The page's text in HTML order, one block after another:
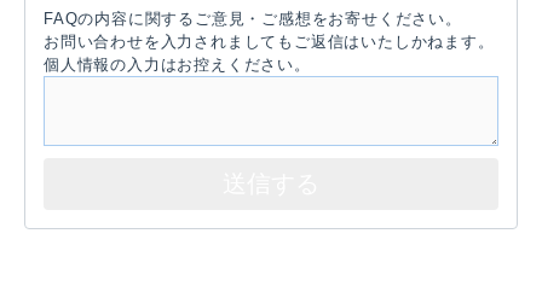
FAQの内容に関するご意見・ご感想をお寄せください。
お問い合わせを入力されましてもご返信はいたしかねます。
個人情報の入力はお控えください。